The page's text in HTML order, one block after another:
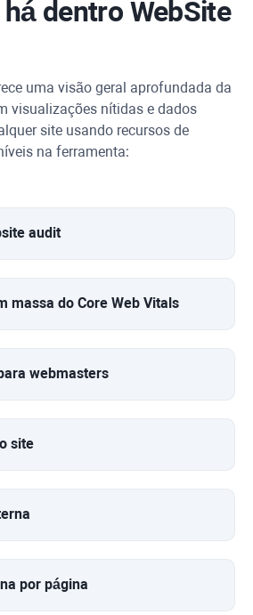
dentro WebSite
uma visão geral aprofundada da
visualizações nítidas e dados
site usando recursos de
na ferramenta:
audit
massa do Core Web Vitals
webmasters
site
por página